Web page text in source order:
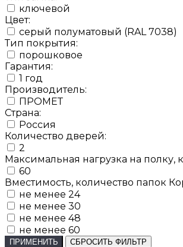
ключевой
Цвет:
серый полуматовый (RAL 7038)
Тип покрытия:
порошковое
Гарантия:
1 год
Производитель:
ПРОМЕТ
Страна:
Россия
Количество дверей:
2
Максимальная нагрузка на полку,
60
Вместимость, количество папок
не менее 24
не менее 30
не менее 48
не менее 60
ПРИМЕНИТЬ СБРОСИТЬ ФИЛЬТР